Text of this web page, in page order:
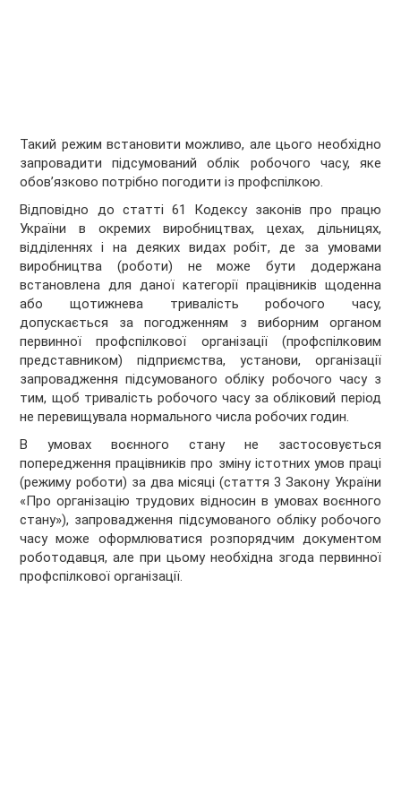
Такий режим встановити можливо, але цього необхідно
запровадити підсумований облік робочого часу, яке
обов’язково потрібно погодити із профспілкою.
Відповідно до статті 61 Кодексу законів про працю
України в окремих виробництвах, цехах, дільницях,
відділеннях і на деяких видах робіт, де за умовами
виробництва (роботи) не може бути додержана
встановлена для даної категорії працівників щоденна
або щотижнева тривалість робочого часу,
допускається за погодженням з виборним органом
первинної профспілкової організації (профспілковим
представником) підприємства, установи, організації
запровадження підсумованого обліку робочого часу з
тим, щоб тривалість робочого часу за обліковий період
не перевищувала нормального числа робочих годин.
В умовах воєнного стану не застосовується
попередження працівників про зміну істотних умов праці
(режиму роботи) за два місяці (стаття 3 Закону України
«Про організацію трудових відносин в умовах воєнного
стану»), запровадження підсумованого обліку робочого
часу може оформлюватися розпорядчим документом
роботодавця, але при цьому необхідна згода первинної
профспілкової організації.